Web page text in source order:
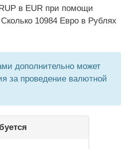
в EUR при помощи
10984 Евро в Рублях
дополнительно может
за проведение валютной